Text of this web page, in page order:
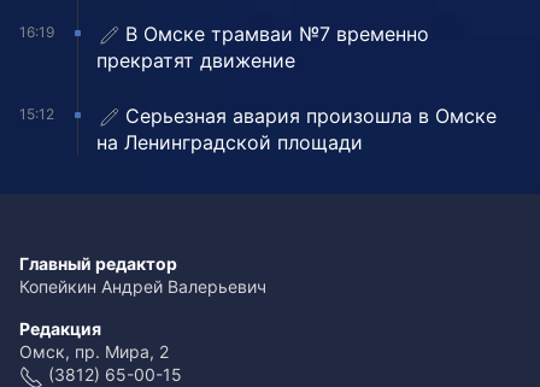
16:19
В Омске трамваи №7 временно
прекратят движение
15:12
Серьезная авария произошла в Омске
на Ленинградской площади
Главный редактор
Копейкин Андрей Валерьевич
Редакция
Омск, пр. Мира, 2
(3812) 65-00-15